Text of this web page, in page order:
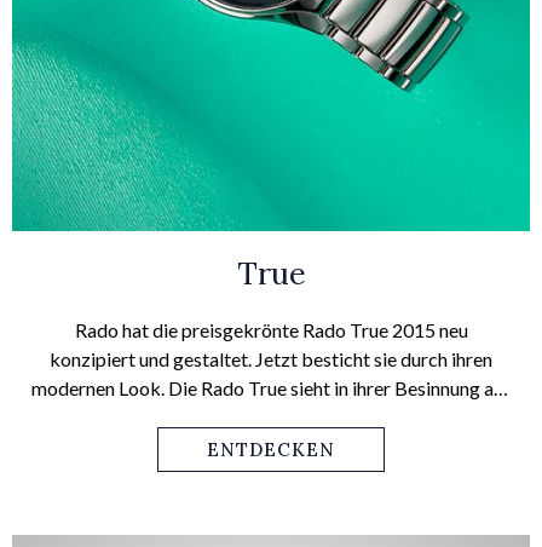
True
Rado hat die preisgekrönte Rado True 2015 neu
konzipiert und gestaltet. Jetzt besticht sie durch ihren
modernen Look. Die Rado True sieht in ihrer Besinnung auf
Keramik gefertigte Uhr bietet einen dauerhaft
anhaltenden Glanz. Sie ist überaus leicht und besticht mit
Ansprüchen der Rado-Kunden gerecht.
ENTDECKEN